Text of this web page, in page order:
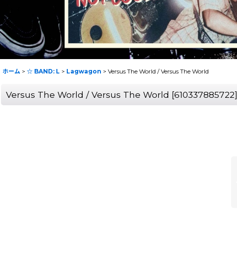
ホーム > ☆ BAND: L > Lagwagon > Versus The World / Versus The World
Versus The World / Versus The World [610337885722]